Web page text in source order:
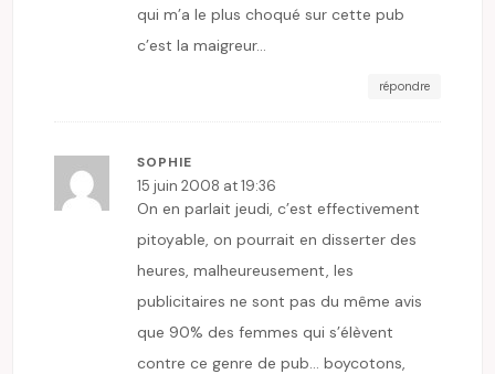
qui m’a le plus choqué sur cette pub
c’est la maigreur…
répondre
SOPHIE
15 juin 2008 at 19:36
On en parlait jeudi, c’est effectivement
pitoyable, on pourrait en disserter des
heures, malheureusement, les
publicitaires ne sont pas du même avis
que 90% des femmes qui s’élèvent
contre ce genre de pub… boycotons,